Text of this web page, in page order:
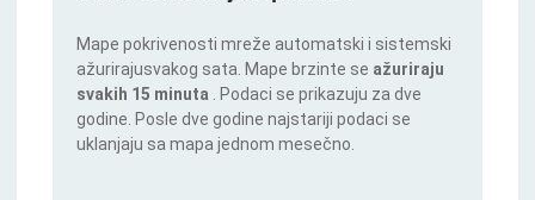
Mape pokrivenosti mreže automatski i sistemski
ažurirajusvakog sata. Mape brzinte se ažuriraju
svakih 15 minuta
. Podaci se prikazuju za dve
godine. Posle dve godine najstariji podaci se
uklanjaju sa mapa jednom mesečno.